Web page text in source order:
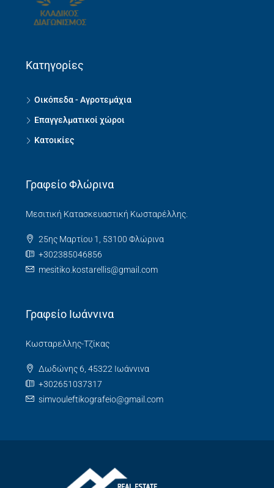
Κατηγορίες
Οικόπεδα - Αγροτεμάχια
Επαγγελματικοί χώροι
Κατοικίες
Γραφείο Φλώρινα
Μεσιτική Κατασκευαστική Κωσταρέλλης.
25ης Μαρτίου 1, 53100 Φλώρινα
+302385046856
mesitiko.kostarellis@gmail.com
Γραφείο Ιωάννινα
Κωσταρελλης-Τζίκας
Δωδώνης 6, 45322 Ιωάννινα
+302651037317
simvouleftikografeio@gmail.com